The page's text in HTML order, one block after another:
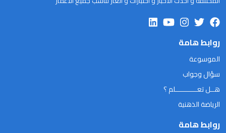
روابط هامة
الموسوعة
سؤال وجواب
هــل تعـــــــــــلم ؟
الرياضة الذهنية
روابط هامة